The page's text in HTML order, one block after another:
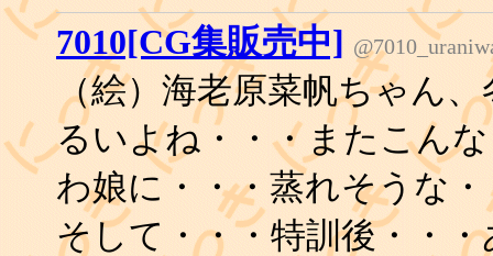
7010[CG集販売中]
（絵）海老原菜帆ちゃん
るいよね・・・またこん
わ娘に・・・蒸れそうな
そして・・・特訓後・・